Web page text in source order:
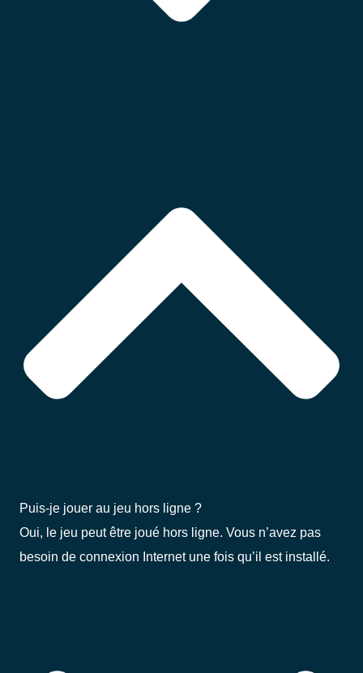
Puis-je jouer au jeu hors ligne ?
Oui, le jeu peut être joué hors ligne. Vous n’avez pas
besoin de connexion Internet une fois qu’il est installé.